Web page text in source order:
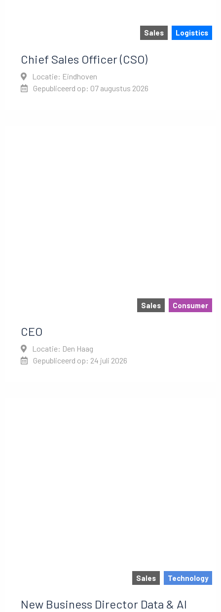
Sales Logistics
Chief Sales Officer (CSO)
Locatie: Eindhoven
Gepubliceerd op: 07 augustus 2026
Sales Consumer
CEO
Locatie: Den Haag
Gepubliceerd op: 24 juli 2026
Sales Technology
New Business Director Data & AI